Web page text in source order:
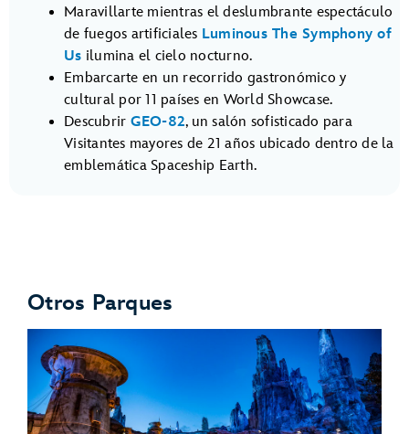
Maravillarte mientras el deslumbrante espectáculo
de fuegos artificiales Luminous The Symphony of
Us ilumina el cielo nocturno.
Embarcarte en un recorrido gastronómico y
cultural por 11 países en World Showcase.
Descubrir GEO-82, un salón sofisticado para
Visitantes mayores de 21 años ubicado dentro de la
emblemática Spaceship Earth.
Otros Parques